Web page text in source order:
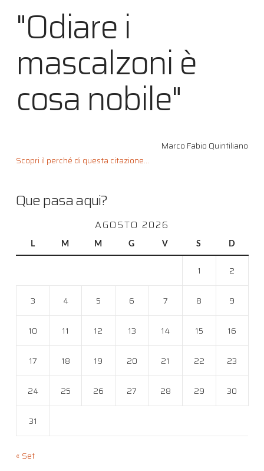
"Odiare i
mascalzoni è
cosa nobile"
Marco Fabio Quintiliano
Scopri il perché di questa citazione...
Que pasa aqui?
AGOSTO 2026
L M M G V S D
1 2
3 4 5 6 7 8 9
10 11 12 13 14 15 16
17 18 19 20 21 22 23
24 25 26 27 28 29 30
31
« Set